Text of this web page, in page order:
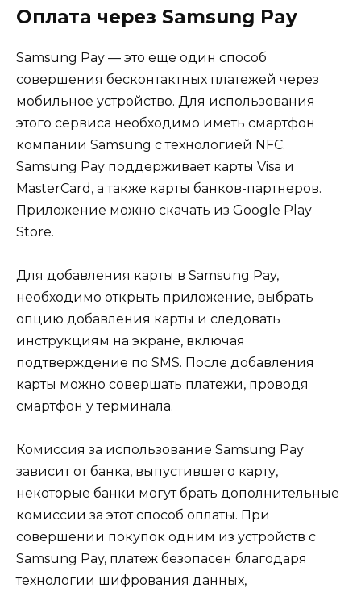
Оплата через Samsung Pay
Samsung Pay — это еще один способ
совершения бесконтактных платежей через
мобильное устройство. Для использования
этого сервиса необходимо иметь смартфон
компании Samsung с технологией NFC.
Samsung Pay поддерживает карты Visa и
MasterCard, а также карты банков-партнеров.
Приложение можно скачать из Google Play
Store.
Для добавления карты в Samsung Pay,
необходимо открыть приложение, выбрать
опцию добавления карты и следовать
инструкциям на экране, включая
подтверждение по SMS. После добавления
карты можно совершать платежи, проводя
смартфон у терминала.
Комиссия за использование Samsung Pay
зависит от банка, выпустившего карту,
некоторые банки могут брать дополнительные
комиссии за этот способ оплаты. При
совершении покупок одним из устройств с
Samsung Pay, платеж безопасен благодаря
технологии шифрования данных,